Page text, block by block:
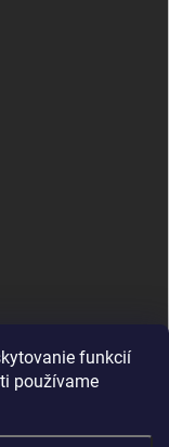
funkcií
používame